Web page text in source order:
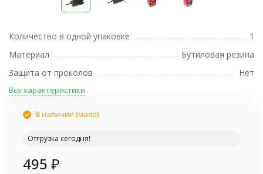
Количество в одной упаковке
1
Материал
Бутиловая резина
Защита от проколов
Нет
Все характеристики
В наличии (мало)
Отгрузка сегодня!
495 ₽